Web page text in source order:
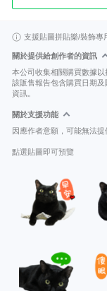
支援貼圖拼貼樂/裝飾專
關於提供給創作者的資訊
本公司收集相關購買數據以
該販售報告包含購買日期
資訊。
關於支援功能
因應作者意願，可能無法提
點選貼圖即可預覽